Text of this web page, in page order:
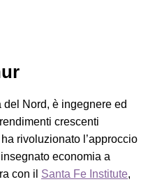
Nord, è ingegnere ed
crescenti
rivoluzionato l’approccio
economia a
con il Santa Fe Institute,